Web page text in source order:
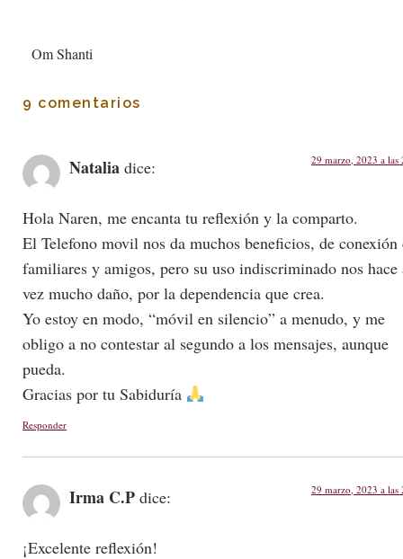
Om Shanti
9 comentarios
Natalia dice: 29 marzo, 2023 a las
Hola Naren, me encanta tu reflexión y la comparto.
El Telefono movil nos da muchos beneficios, de conexión
familiares y amigos, pero su uso indiscriminado nos hace
vez mucho daño, por la dependencia que crea.
Yo estoy en modo, “móvil en silencio” a menudo, y me
obligo a no contestar al segundo a los mensajes, aunque
pueda.
Gracias por tu Sabiduría
Responder
Irma C.P dice: 29 marzo, 2023 a las
¡Excelente reflexión!